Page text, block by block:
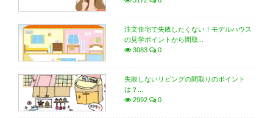
注文住宅で失敗したくない！モデルハウス
の見学ポイントから間取...
3083
0
失敗しないリビングの間取りのポイント
は？...
2992
0